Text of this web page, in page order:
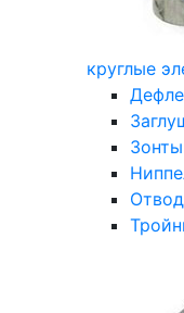
круглые
Зонты